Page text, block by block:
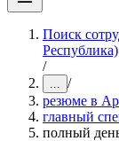
Поиск
Республика)
/
... /
резюме в
главный
полный